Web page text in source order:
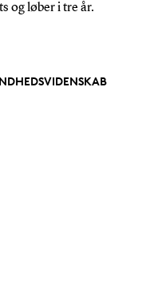
og løber i tre år.